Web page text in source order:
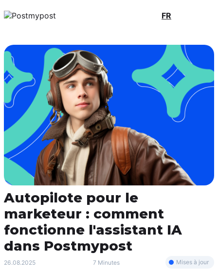
FR
Autopilote pour le
marketeur : comment
fonctionne l'assistant IA
dans Postmypost
26.08.2025 7 Minutes Mises à jour